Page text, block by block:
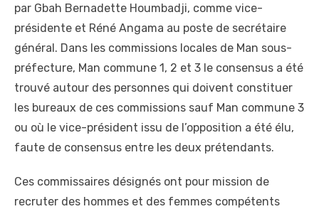
par Gbah Bernadette Houmbadji, comme vice-
présidente et Réné Angama au poste de secrétaire
général. Dans les commissions locales de Man sous-
préfecture, Man commune 1, 2 et 3 le consensus a été
trouvé autour des personnes qui doivent constituer
les bureaux de ces commissions sauf Man commune 3
ou où le vice-président issu de l’opposition a été élu,
faute de consensus entre les deux prétendants.
Ces commissaires désignés ont pour mission de
recruter des hommes et des femmes compétents